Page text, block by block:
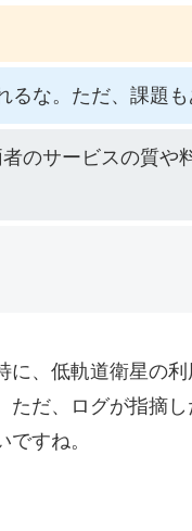
な。ただ、課題も
のサービスの質や
、低軌道衛星の
だ、ログが指摘
すね。